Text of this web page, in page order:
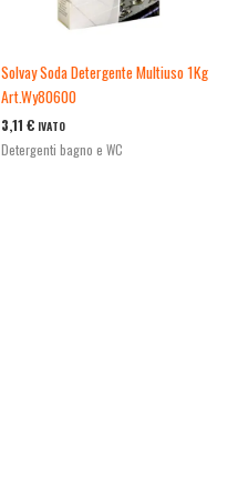
Solvay Soda Detergente Multiuso 1Kg
Art.Wy80600
3,11 € IVATO
Detergenti bagno e WC